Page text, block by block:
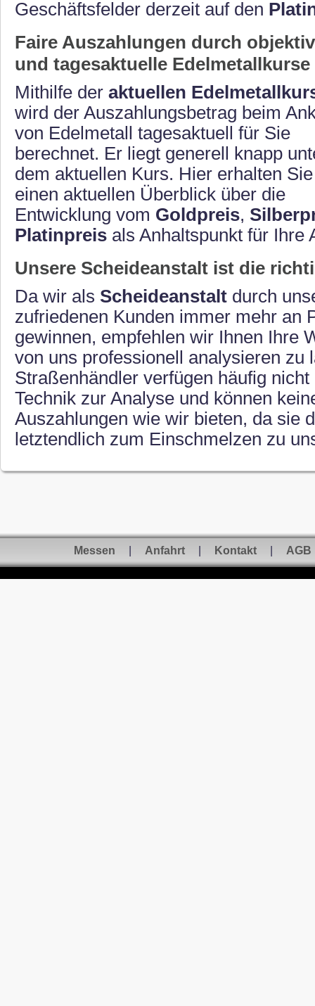
Geschäftsfelder derzeit auf den
Faire Auszahlungen durch
und tagesaktuelle Edelmetallkurse
Mithilfe der aktuellen
wird der Auszahlungsbetrag beim
von Edelmetall tagesaktuell für Sie
berechnet. Er liegt generell knapp
dem aktuellen Kurs. Hier erhalten Sie
einen aktuellen Überblick über die
Entwicklung vom Goldpreis,
Platinpreis als Anhaltspunkt für Ihre
Unsere Scheideanstalt ist die
Da wir als Scheideanstalt durch
zufriedenen Kunden immer mehr an
gewinnen, empfehlen wir Ihnen Ihre
von uns professionell analysieren zu
Straßenhändler verfügen häufig
Technik zur Analyse und können
Auszahlungen wie wir bieten, da sie
letztendlich zum Einschmelzen zu
Messen Anfahrt Kontakt AGB